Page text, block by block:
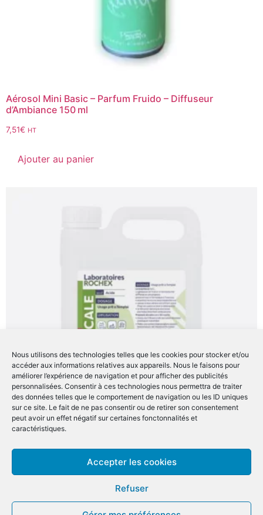
Nous utilisons des technologies telles que les cookies pour stocker et/ou
accéder aux informations relatives aux appareils. Nous le faisons pour
améliorer l’expérience de navigation et pour afficher des publicités
personnalisées. Consentir à ces technologies nous permettra de traiter
des données telles que le comportement de navigation ou les ID uniques
sur ce site. Le fait de ne pas consentir ou de retirer son consentement
peut avoir un effet négatif sur certaines fonctonnalités et
caractéristiques.
Accepter les cookies
Refuser
Aérosol Mini Basic – Parfum Fruido – Diffuseur
d’Ambiance 150 ml
7,51€ HT
Ajouter au panier
Duocale détartrant désinfectant PAE Ecocert 5L